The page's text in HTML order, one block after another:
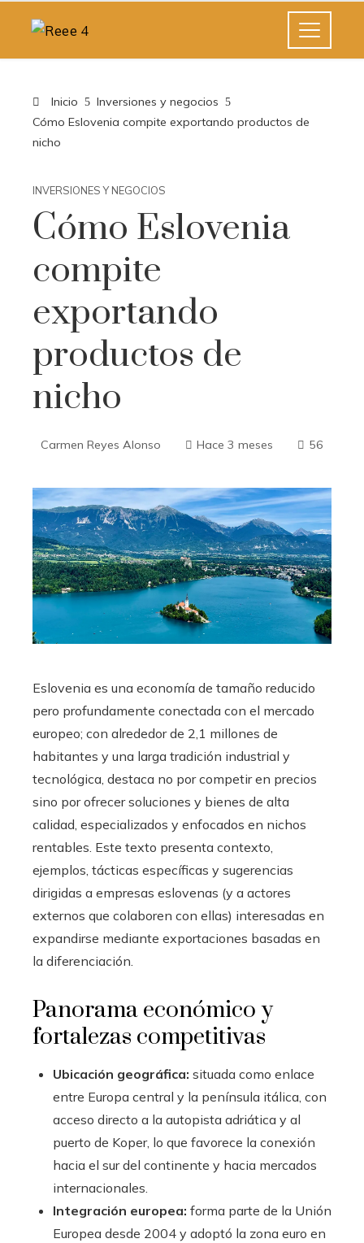
Inicio
Inversiones y negocios
Cómo Eslovenia compite exportando productos de
nicho
INVERSIONES Y NEGOCIOS
Cómo Eslovenia
compite
exportando
productos de
nicho
Carmen Reyes Alonso Hace 3 meses 56
Eslovenia es una economía de tamaño reducido
pero profundamente conectada con el mercado
europeo; con alrededor de 2,1 millones de
habitantes y una larga tradición industrial y
tecnológica, destaca no por competir en precios
sino por ofrecer soluciones y bienes de alta
calidad, especializados y enfocados en nichos
rentables. Este texto presenta contexto,
ejemplos, tácticas específicas y sugerencias
dirigidas a empresas eslovenas (y a actores
externos que colaboren con ellas) interesadas en
expandirse mediante exportaciones basadas en
la diferenciación.
Panorama económico y
fortalezas competitivas
Ubicación geográfica: situada como enlace
entre Europa central y la península itálica, con
acceso directo a la autopista adriática y al
puerto de Koper, lo que favorece la conexión
hacia el sur del continente y hacia mercados
internacionales.
Integración europea: forma parte de la Unión
Europea desde 2004 y adoptó la zona euro en